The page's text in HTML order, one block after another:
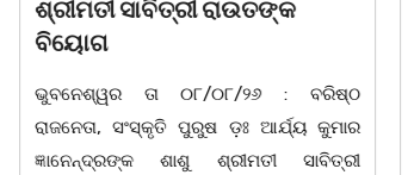
ଶ୍ରୀମତୀ ସାବିତ୍ରୀ ରାଉତଙ୍କ
ବିୟୋଗ
ଭୁବନେଶ୍ୱର ତା ୦୮/୦୮/୨୬ : ବରିଷ୍ଠ
ରାଜନେତା, ସଂସ୍କୃତି ପୁରୁଷ ଡ଼ଃ ଆର୍ଯ୍ୟ କୁମାର
ଜ୍ଞାନେନ୍ଦ୍ରଙ୍କ ଶାଶୁ ଶ୍ରୀମତୀ ସାବିତ୍ରୀ